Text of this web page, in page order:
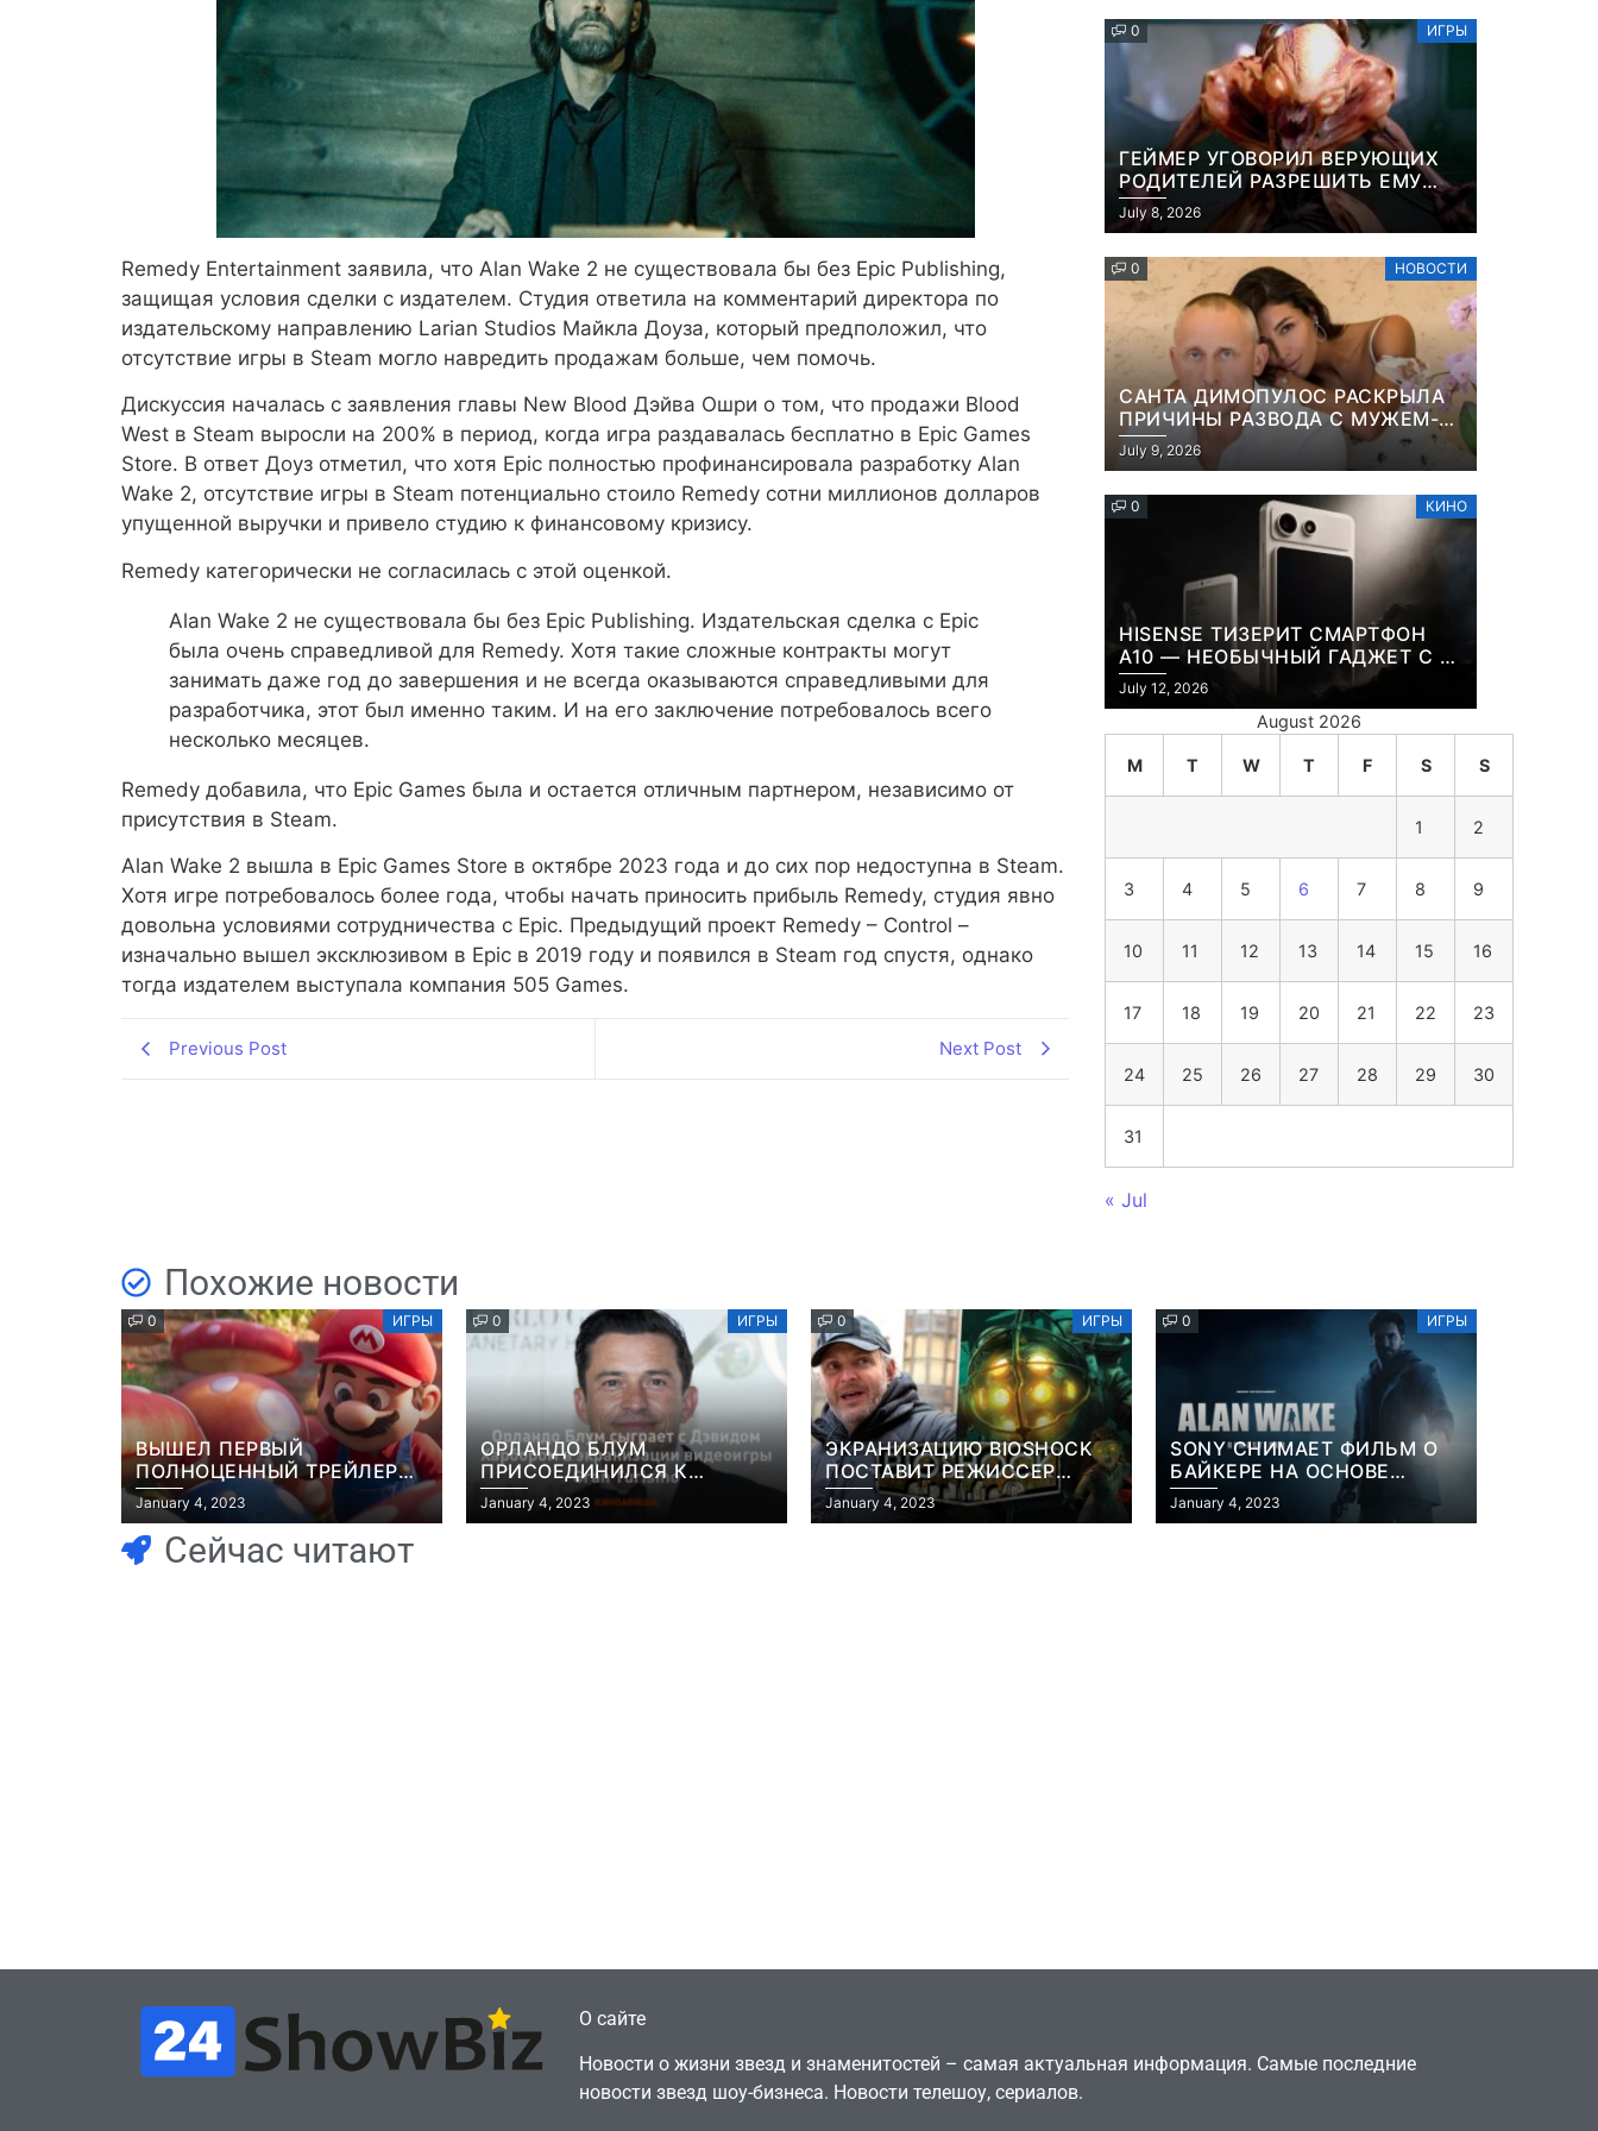
Remedy Entertainment заявила, что Alan Wake 2 не существовала бы без Epic Publishing,
защищая условия сделки с издателем. Студия ответила на комментарий директора по
издательскому направлению Larian Studios Майкла Доуза, который предположил, что
отсутствие игры в Steam могло навредить продажам больше, чем помочь.
Дискуссия началась с заявления главы New Blood Дэйва Ошри о том, что продажи Blood
West в Steam выросли на 200% в период, когда игра раздавалась бесплатно в Epic Games
Store. В ответ Доуз отметил, что хотя Epic полностью профинансировала разработку Alan
Wake 2, отсутствие игры в Steam потенциально стоило Remedy сотни миллионов долларов
упущенной выручки и привело студию к финансовому кризису.
Remedy категорически не согласилась с этой оценкой.
Alan Wake 2 не существовала бы без Epic Publishing. Издательская сделка с Epic
была очень справедливой для Remedy. Хотя такие сложные контракты могут
занимать даже год до завершения и не всегда оказываются справедливыми для
разработчика, этот был именно таким. И на его заключение потребовалось всего
несколько месяцев.
Remedy добавила, что Epic Games была и остается отличным партнером, независимо от
присутствия в Steam.
Alan Wake 2 вышла в Epic Games Store в октябре 2023 года и до сих пор недоступна в Steam.
Хотя игре потребовалось более года, чтобы начать приносить прибыль Remedy, студия явно
довольна условиями сотрудничества с Epic. Предыдущий проект Remedy – Control –
изначально вышел эксклюзивом в Epic в 2019 году и появился в Steam год спустя, однако
тогда издателем выступала компания 505 Games.
Previous Post Next Post
0 ИГРЫ
ГЕЙМЕР УГОВОРИЛ ВЕРУЮЩИХ
РОДИТЕЛЕЙ РАЗРЕШИТЬ ЕМУ
ИГРАТЬ В DOOM, ПОТОМУ ЧТО
ЭТО ХРИСТИАНСКАЯ ИГРА ПРО
July 8, 2026
0 НОВОСТИ
САНТА ДИМОПУЛОС РАСКРЫЛА
ПРИЧИНЫ РАЗВОДА С МУЖЕМ-
БИЗНЕСМЕНОМ
July 9, 2026
0 КИНО
HISENSE ТИЗЕРИТ СМАРТФОН
A10 — НЕОБЫЧНЫЙ ГАДЖЕТ С E-
INK-ЭКРАНОМ И СЪЕМНОЙ LCD-
ПАНЕЛЬЮ ДЛЯ ЦВЕТНОГО
КОНТЕНТА И СОЦСЕТЕЙ
July 12, 2026
August 2026
M T W T F S S
1 2
3 4 5 6 7 8 9
10 11 12 13 14 15 16
17 18 19 20 21 22 23
24 25 26 27 28 29 30
31
« Jul
Похожие новости
0 ИГРЫ
ВЫШЕЛ ПЕРВЫЙ
ПОЛНОЦЕННЫЙ ТРЕЙЛЕР
МУЛЬТФИЛЬМА “МАРИО”
January 4, 2023
0 ИГРЫ
ОРЛАНДО БЛУМ
ПРИСОЕДИНИЛСЯ К
ЭКРАНИЗАЦИИ ВИДЕОИГРЫ
GRAN TURISMO
January 4, 2023
0 ИГРЫ
ЭКРАНИЗАЦИЮ BIOSHOCK
ПОСТАВИТ РЕЖИССЕР
«КОНСТАНТИНА» И
«ГОЛОДНЫХ ИГР»
January 4, 2023
0 ИГРЫ
SONY СНИМАЕТ ФИЛЬМ О
БАЙКЕРЕ НА ОСНОВЕ
ИЗВЕСТНОЙ ВИДЕОИГРЫ
January 4, 2023
Сейчас читают
О сайте
Новости о жизни звезд и знаменитостей – самая актуальная информация. Самые последние
новости звезд шоу-бизнеса. Новости телешоу, сериалов.